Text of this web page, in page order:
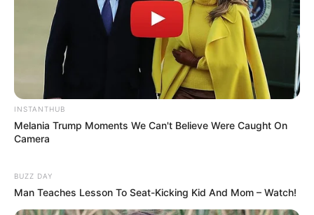
INSTANTHUB
Melania Trump Moments We Can't Believe Were Caught On
Camera
BUZZ DAY
Man Teaches Lesson To Seat-Kicking Kid And Mom – Watch!